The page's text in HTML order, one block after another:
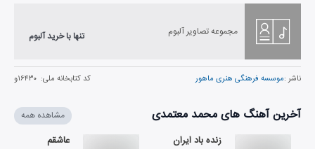
مجموعه تصاویر آلبوم تنها با خرید آلبوم
ناشر :موسسه فرهنگی هنری ماهور کد کتابخانه ملی: ۱۶۴۳۰و
آخرین آهنگ های محمد معتمدی مشاهده همه
زنده باد ایران عاشقم